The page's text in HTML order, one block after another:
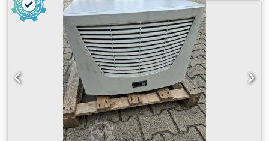
usado Tensión de alimentación: 230 V CA Frecuencia: 50/60
Hz Fases: 1~ Corriente nominal: 0,44 A a 50 Hz Corriente
nominal: 0,50 A a 60 Hz Consumo de potencia: 0,100 kW a
50 Hz Consumo de potencia: 0,120 kW a 60 Hz Potencia
frigorífica útil: 4,00 kW Punto de medición de la potencia
frigorífica: L35 / W10 Caudal del refrigerante: 400 l/h Rango
de temperatura de funcionamiento: de 1 °C a 70 °C
Refrigerante: agua Temperatura máxima del refrigerante:
30 °C Presión de funcionamiento: de 0,1 a 1,0 MPa Presión
de funcionamiento: de 14,5 a 145 psi Grado de protección:
IP55 Peso: 25,5 kg Ubicación: Kusel